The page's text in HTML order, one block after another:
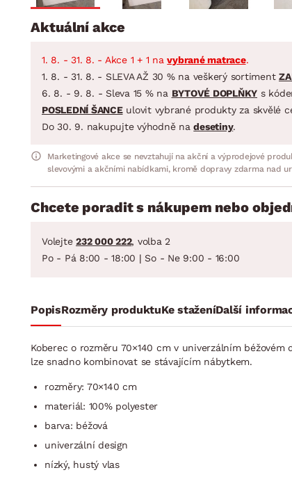
Aktuální akce
1. 8. - 31. 8. - Akce 1 + 1 navybrané matrace.
1. 8. - 31. 8. - SLEVA AŽ 30 % na veškerý sortiment
6. 8. - 9. 8. - Sleva 15 % na BYTOVÉ DOPLŇKY s
POSLEDNÍ ŠANCEulovit vybrané produkty za skvělé
Do 30. 9. nakupujte výhodně nadesetiny.
Marketingové akce se nevztahují na akční a výprodejové
slevovými a akčními nabídkami, kromě dopravy zdarma nad
Chcete poradit s nákupem nebo
Volejte 232 000 222, volba 2
Po - Pá 8:00 - 18:00 | So - Ne 9:00 - 16:00
PopisRozměry produktuKe staženíDalší
Koberec o rozměru 70×140 cm v univerzálním
lze snadno kombinovat se stávajícím nábytkem.
rozměry: 70×140 cm
materiál: 100% polyester
barva: béžová
univerzální design
nízký, hustý vlas